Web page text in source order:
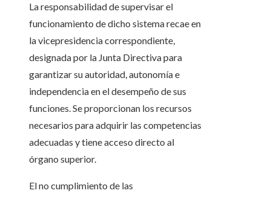
La responsabilidad de supervisar el
funcionamiento de dicho sistema recae en
la vicepresidencia correspondiente,
designada por la Junta Directiva para
garantizar su autoridad, autonomía e
independencia en el desempeño de sus
funciones. Se proporcionan los recursos
necesarios para adquirir las competencias
adecuadas y tiene acceso directo al
órgano superior.
El no cumplimiento de las